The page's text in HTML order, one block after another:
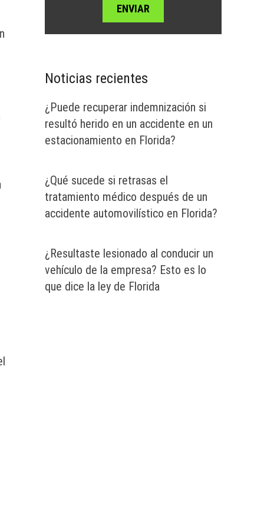
Noticias recientes
¿Puede recuperar indemnización si
resultó herido en un accidente en un
estacionamiento en Florida?
¿Qué sucede si retrasas el
tratamiento médico después de un
accidente automovilístico en Florida?
¿Resultaste lesionado al conducir un
vehículo de la empresa? Esto es lo
que dice la ley de Florida